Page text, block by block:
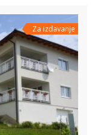
Za izdavanje